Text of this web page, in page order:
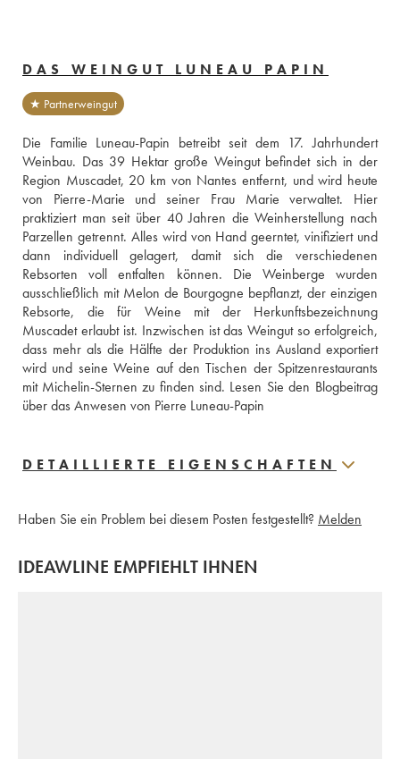
DAS WEINGUT LUNEAU PAPIN
★ Partnerweingut
Die Familie Luneau-Papin betreibt seit dem 17. Jahrhundert
Weinbau. Das 39 Hektar große Weingut befindet sich in der
Region Muscadet, 20 km von Nantes entfernt, und wird heute
von Pierre-Marie und seiner Frau Marie verwaltet. Hier
praktiziert man seit über 40 Jahren die Weinherstellung nach
Parzellen getrennt. Alles wird von Hand geerntet, vinifiziert und
dann individuell gelagert, damit sich die verschiedenen
Rebsorten voll entfalten können. Die Weinberge wurden
ausschließlich mit Melon de Bourgogne bepflanzt, der einzigen
Rebsorte, die für Weine mit der Herkunftsbezeichnung
Muscadet erlaubt ist. Inzwischen ist das Weingut so erfolgreich,
dass mehr als die Hälfte der Produktion ins Ausland exportiert
wird und seine Weine auf den Tischen der Spitzenrestaurants
mit Michelin-Sternen zu finden sind. Lesen Sie den Blogbeitrag
über das Anwesen von Pierre Luneau-Papin
DETAILLIERTE EIGENSCHAFTEN
Haben Sie ein Problem bei diesem Posten festgestellt? Melden
IDEAWLINE EMPFIEHLT IHNEN